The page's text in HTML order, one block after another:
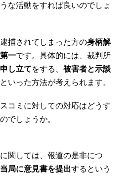
な活動をすれば良いのでしょ
捕されてしまった方の身柄解
一です。具体的には、裁判所
し立てをする、被害者と示談
いった方法が考えられます。
コミに対しての対応はどうす
でしょうか。
関しては、報道の是非につ
局に意見書を提出するという